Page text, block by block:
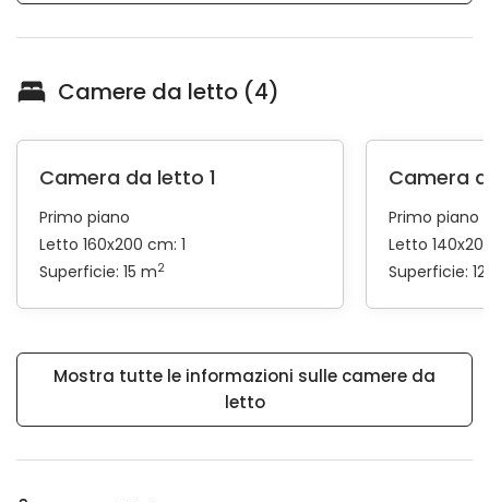
Camere da letto (4)
Camera da letto 1
Primo piano
Letto 160x200 cm: 1
Superficie: 15 m2
Camera
Primo piano
Letto
Superficie:
Mostra tutte le informazioni sulle camere da
letto